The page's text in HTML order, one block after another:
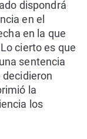
dispondrá
en el
en la que
cierto es que
sentencia
la
los